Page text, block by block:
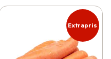
Extrapris